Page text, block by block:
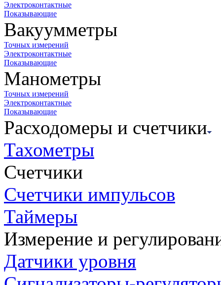
Электроконтактные
Показывающие
Вакуумметры
Точных измерений
Электроконтактные
Показывающие
Манометры
Точных измерений
Электроконтактные
Показывающие
Расходомеры и счетчики
Тахометры
Счетчики
Счетчики импульсов
Таймеры
Измерение и
Датчики уровня